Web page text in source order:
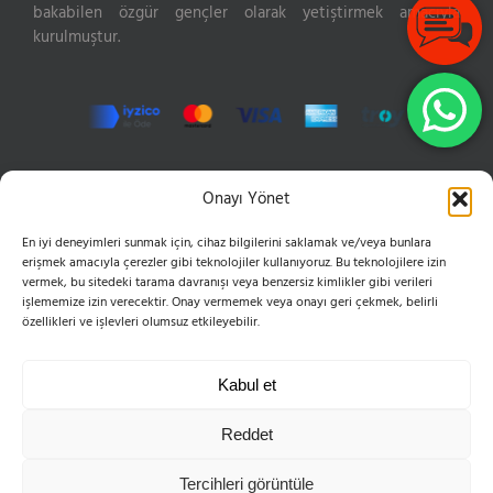
Onayı Yönet
En iyi deneyimleri sunmak için, cihaz bilgilerini saklamak ve/veya bunlara
erişmek amacıyla çerezler gibi teknolojiler kullanıyoruz. Bu teknolojilere izin
vermek, bu sitedeki tarama davranışı veya benzersiz kimlikler gibi verileri
işlememize izin verecektir. Onay vermemek veya onayı geri çekmek, belirli
özellikleri ve işlevleri olumsuz etkileyebilir.
Kabul et
Reddet
Tercihleri görüntüle
bakabilen özgür gençler olarak yetiştirmek amacıyla
kurulmuştur.
Hızır Reis Sokak No: 16 34846 Cevizli Maltepe
Phone:0216 399 10 50
Mobile:0555 654 61 83
Email:bilgi@esvoleybol.com
Telif Hakkı 2004-2025 ES Spor Kulübü Derneği | Tüm Hakları Saklıdır